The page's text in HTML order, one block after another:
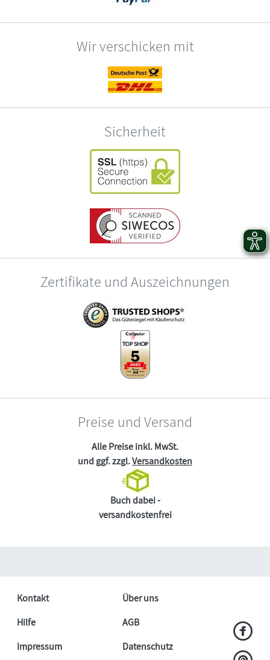
Wir verschicken mit
Sicherheit
Zertifikate und Auszeichnungen
Preise und Versand
Alle Preise inkl. MwSt.
und ggf. zzgl.Versandkosten
Buch dabei -
versandkostenfrei
Kontakt
Über uns
Hilfe
AGB
Impressum
Datenschutz